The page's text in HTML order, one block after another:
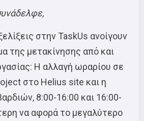
στην TaskUs ανοίγουν
της μετακίνησης από και
Η αλλαγή ωραρίου σε
στο Helius site και η
8:00-16:00 και 16:00-
να αφορά το μεγαλύτερο